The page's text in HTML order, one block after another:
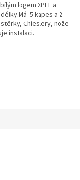
logem XPEL a
5 kapes a 2
Chieslery, nože
instalaci.